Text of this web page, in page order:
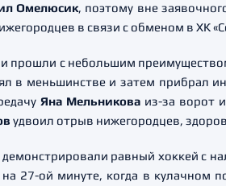
Омелюсик, поэтому вне
в связи с обменом в ХК
прошли с небольшим
в меньшинстве и затем прибрал
Яна Мельникова из-за ворот
удвоил отрыв нижегородцев,
равный хоккей с
27-ой минуте, когда в кулачном